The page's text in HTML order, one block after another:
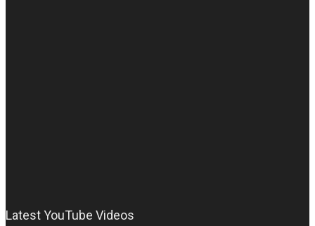
Latest YouTube Videos